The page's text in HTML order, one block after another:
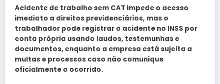
Acidente de trabalho sem CAT impede o acesso
imediato a direitos previdenciários, mas o
trabalhador pode registrar o acidente no INSS por
conta própria usando laudos, testemunhas e
documentos, enquanto a empresa está sujeita a
multas e processos caso não comunique
oficialmente o ocorrido.